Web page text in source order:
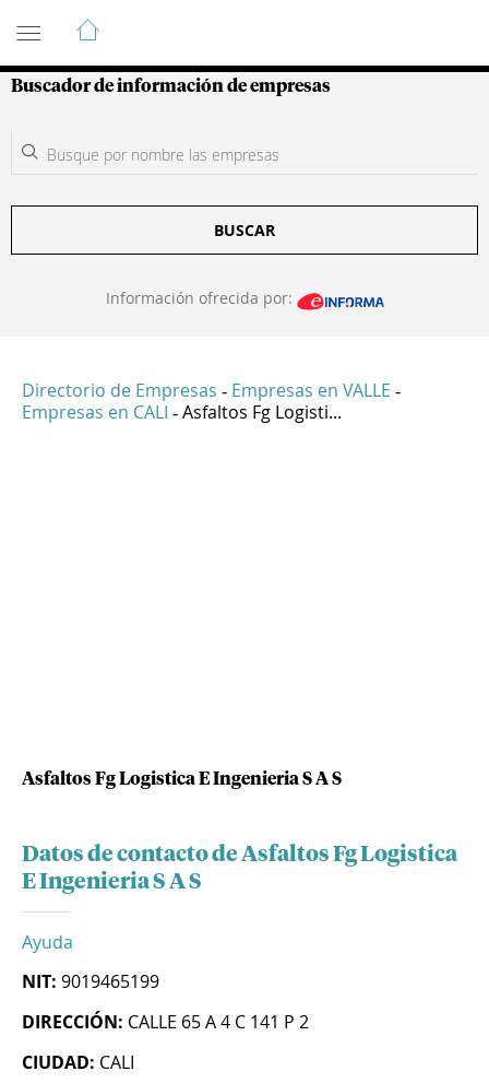
Guía de Empresas Colombianas
Buscador de información de empresas
BUSCAR
Información ofrecida por:
Directorio de Empresas - Empresas en VALLE -
Empresas en CALI - Asfaltos Fg Logisti...
Asfaltos Fg Logistica E Ingenieria S A S
Datos de contacto de Asfaltos Fg Logistica
E Ingenieria S A S
Ayuda
NIT: 9019465199
DIRECCIÓN: CALLE 65 A 4 C 141 P 2
CIUDAD: CALI